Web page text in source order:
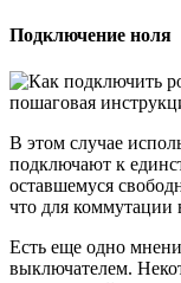
Подключение ноля
В этом случае
подключают к
оставшемуся
что для коммутации
Есть еще одно
выключателем.